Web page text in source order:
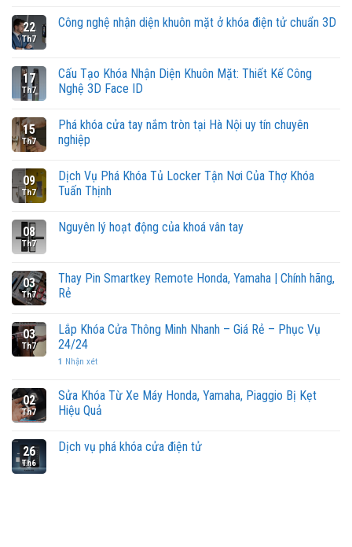
22
Th7
Công nghệ nhận diện khuôn mặt ở khóa điện tử chuẩn 3D
17
Th7
Cấu Tạo Khóa Nhận Diện Khuôn Mặt: Thiết Kế Công
Nghệ 3D Face ID
15
Th7
Phá khóa cửa tay nắm tròn tại Hà Nội uy tín chuyên
nghiệp
09
Th7
Dịch Vụ Phá Khóa Tủ Locker Tận Nơi Của Thợ Khóa
Tuấn Thịnh
08
Th7
Nguyên lý hoạt động của khoá vân tay
03
Th7
Thay Pin Smartkey Remote Honda, Yamaha | Chính hãng,
Rẻ
03
Th7
Lắp Khóa Cửa Thông Minh Nhanh – Giá Rẻ – Phục Vụ
24/24
1 Nhận xét
02
Th7
Sửa Khóa Từ Xe Máy Honda, Yamaha, Piaggio Bị Kẹt
Hiệu Quả
26
Th6
Dịch vụ phá khóa cửa điện tử